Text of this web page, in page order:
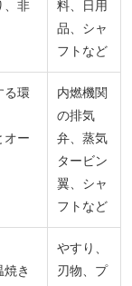
、非
料、日用
品、シャ
フトなど
る環
オー
内燃機関
の排気
弁、蒸気
タービン
翼、シャ
フトなど
焼き
やすり、
刃物、プ